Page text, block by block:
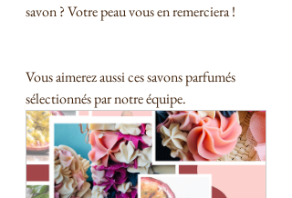
savon ? Votre peau vous en remerciera !
Vous aimerez aussi ces savons parfumés
sélectionnés par notre équipe.